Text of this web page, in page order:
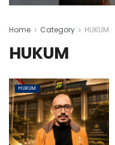
Home Category HUKUM
HUKUM
HUKUM